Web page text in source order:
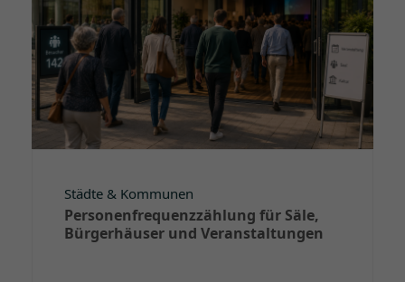
Städte & Kommunen
Personenfrequenzzählung für Säle,
Bürgerhäuser und Veranstaltungen